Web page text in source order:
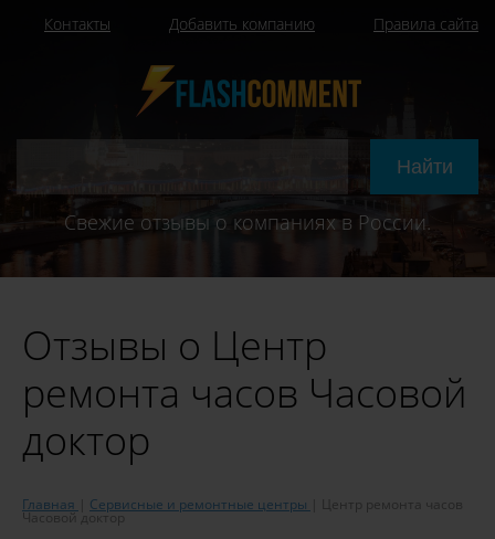
Контакты Добавить компанию Правила сайта
Свежие отзывы о компаниях в России.
Отзывы о Центр
ремонта часов Часовой
доктор
Главная Сервисные и ремонтные центры Центр ремонта часов
Часовой доктор